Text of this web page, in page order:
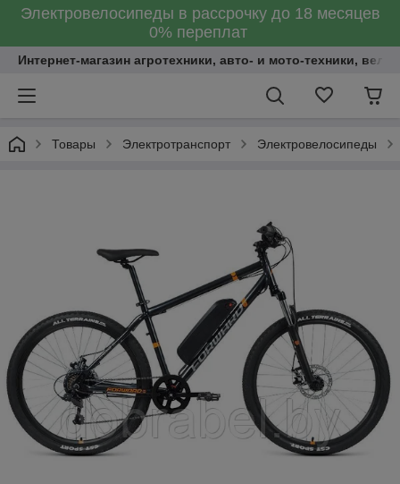
Электровелосипеды в рассрочку до 18 месяцев
0% переплат
Интернет-магазин агротехники, авто- и мото-техники,
Товары Электротранспорт Электровелосипеды